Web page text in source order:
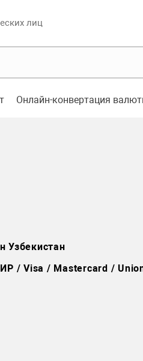
лиц
Онлайн-конвертация
Узбекистан
/ Visa / Mastercard /